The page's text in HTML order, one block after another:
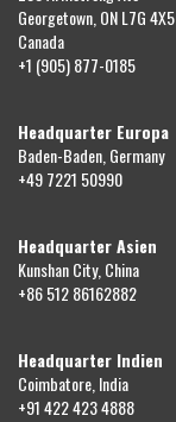
Georgetown, ON L7G 4X5
Canada
+1 (905) 877-0185
Headquarter Europa
Baden-Baden, Germany
+49 7221 50990
Headquarter Asien
Kunshan City, China
+86 512 86162882
Headquarter Indien
Coimbatore, India
+91 422 423 4888